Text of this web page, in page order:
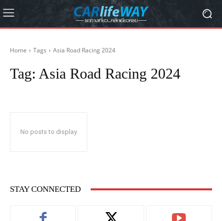
Home Tags Asia Road Racing 2024
Tag: Asia Road Racing 2024
No posts to display
STAY CONNECTED